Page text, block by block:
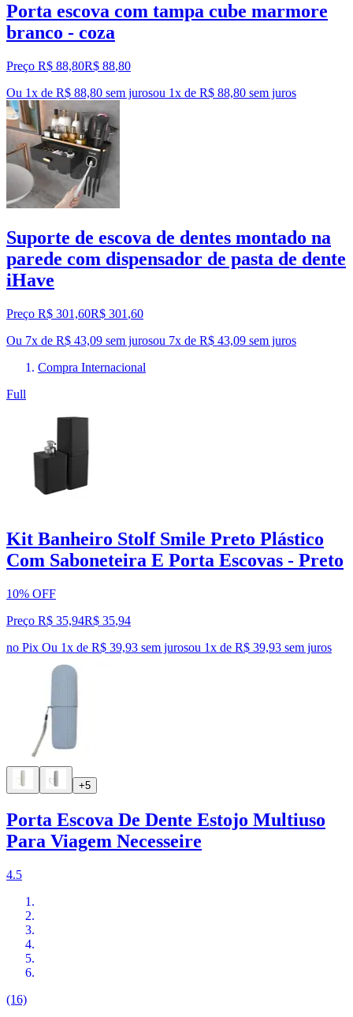
Porta escova com tampa cube marmore
branco - coza
Preço R$ 88,80R$ 88,80
Ou 1x de R$ 88,80 sem jurosou 1x de R$ 88,80 sem juros
Suporte de escova de dentes montado na
parede com dispensador de pasta de dente
iHave
Preço R$ 301,60R$ 301 ,60
Ou 7x de R$ 43,09 sem jurosou 7x de R$ 43,09 sem juros
Compra Internacional
Full
Kit Banheiro Stolf Smile Preto Plástico
Com Saboneteira E Porta Escovas - Preto
10% OFF
Preço R$ 35,94R$ 35,94
no Pix Ou 1x de R$ 39,93 sem jurosou 1x de R$ 39,93 sem juros
+5
Porta Escova De Dente Estojo Multiuso
Para Viagem Necesseire
4.5
(16)